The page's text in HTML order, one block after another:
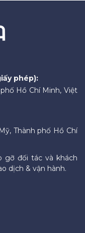
phép):
Hồ Chí Minh, Việt
Thành phố Hồ Chí
gỡ đối tác và khách
dịch & vận hành.